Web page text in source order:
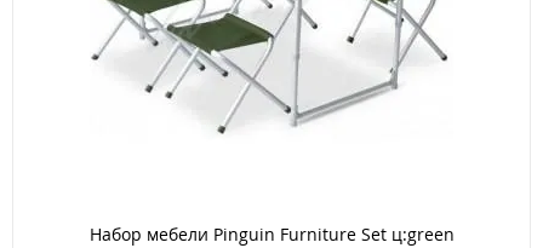
Набор мебели Pinguin Furniture Set ц:green